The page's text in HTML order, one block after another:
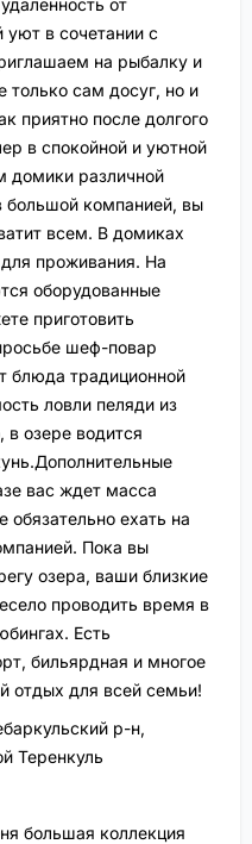
от
в сочетании с
на рыбалку и
только сам досуг, но и
приятно после долгого
в спокойной и уютной
домики различной
большой компанией, вы
всем. В домиках
проживания. На
оборудованные
приготовить
шеф-повар
блюда традиционной
ловли пеляди из
озере водится
вас ждет масса
обязательно ехать на
Пока вы
озера, ваши близкие
проводить время в
Есть
бильярдная и многое
отдых для всей семьи!
р-н,
Теренкуль
большая коллекция